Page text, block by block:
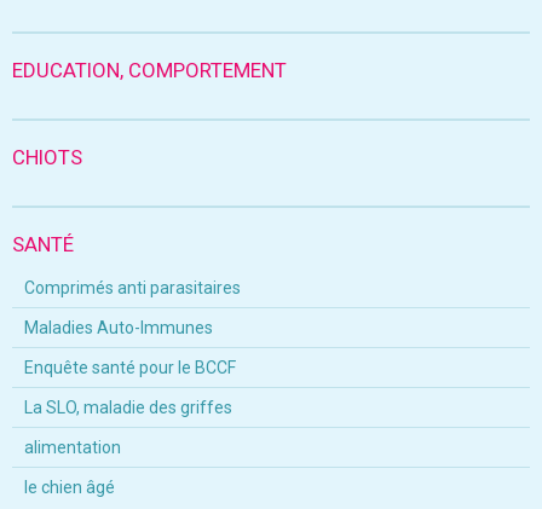
EDUCATION, COMPORTEMENT
CHIOTS
SANTÉ
Comprimés anti parasitaires
Maladies Auto-Immunes
Enquête santé pour le BCCF
La SLO, maladie des griffes
alimentation
le chien âgé